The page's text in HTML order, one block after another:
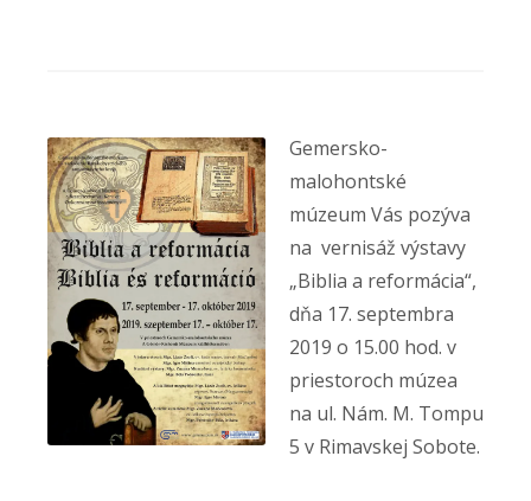
Gemersko-
malohontské
múzeum Vás pozýva
na vernisáž výstavy
„Biblia a reformácia“,
dňa 17. septembra
2019 o 15.00 hod. v
priestoroch múzea
na ul. Nám. M. Tompu
5 v Rimavskej Sobote.